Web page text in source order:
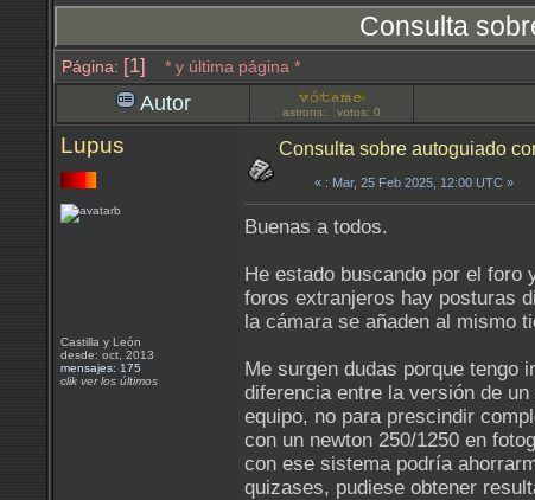
Consulta
Página: [1] * y última página *
Autor astrons: votos: 0
Lupus
Castilla y León
desde: oct, 2013
mensajes: 175
clik ver los últimos
Consulta sobre autoguiado
« : Mar, 25 Feb 2025, 12:00 UTC »
Buenas a todos.
He estado buscando por el foro
foros extranjeros hay posturas
la cámara se añaden al mismo
Me surgen dudas porque tengo
diferencia entre la versión de
equipo, no para prescindir
con un newton 250/1250 en
con ese sistema podría
quizases, pudiese obtener